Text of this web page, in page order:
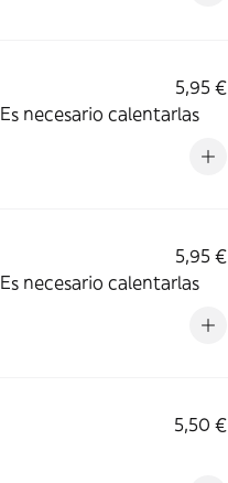
5,95 €
necesario calentarlas
5,95 €
necesario calentarlas
5,50 €